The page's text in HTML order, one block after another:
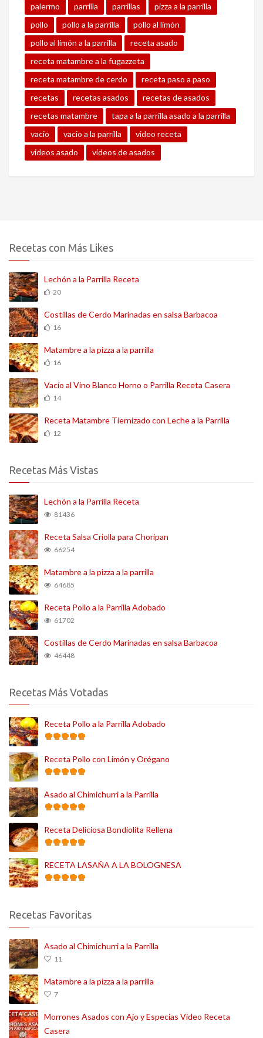
palermo
parrilla parrillas
pizza a la parrilla
pollo
pollo a la parrilla
pollo al limón
pollo al limón a la parrilla
receta asado
receta matambre a la fugazzeta
receta matambre de cerdo
receta paso a paso
recetas
recetas asados
recetas de asados
recetas matambre
tapa a la parrilla asado a la parrilla
vacio
vacio a la parrilla
video receta
videos asado
videos de asados
Recetas con Más Likes
Lechón a la Parrilla Receta
20
Costillas de Cerdo Marinadas en salsa Barbacoa
16
Matambre a la pizza a la parrilla
16
Vacío al Vino Blanco Horno o Parrilla Receta Casera
14
Receta Matambre Tiernizado con Leche a la Parrilla
12
Recetas Más Vistas
Lechón a la Parrilla Receta
81436
Receta Salsa Criolla para Choripan
66254
Matambre a la pizza a la parrilla
64685
Receta Pollo a la Parrilla Adobado
61702
Costillas de Cerdo Marinadas en salsa Barbacoa
46448
Recetas Más Votadas
Receta Pollo a la Parrilla Adobado
Receta Pollo con Limón y Orégano
Asado al Chimichurri a la Parrilla
Receta Deliciosa Bondiolita Rellena
RECETA LASAÑA A LA BOLOGNESA
Recetas Favoritas
Asado al Chimichurri a la Parrilla
11
Matambre a la pizza a la parrilla
7
Morrones Asados con Ajo y Especias Video Receta
Casera